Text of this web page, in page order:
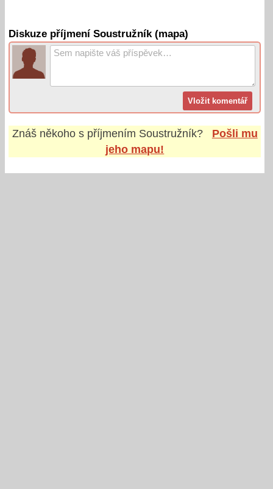
Diskuze příjmení Soustružník (mapa)
Znáš někoho s příjmením Soustružník?
Pošli mu
jeho mapu!